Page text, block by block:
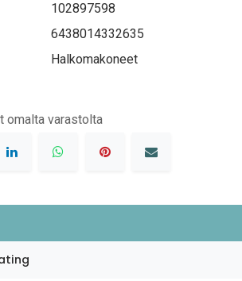
102897598
6438014332635
Halkomakoneet
omalta varastolta